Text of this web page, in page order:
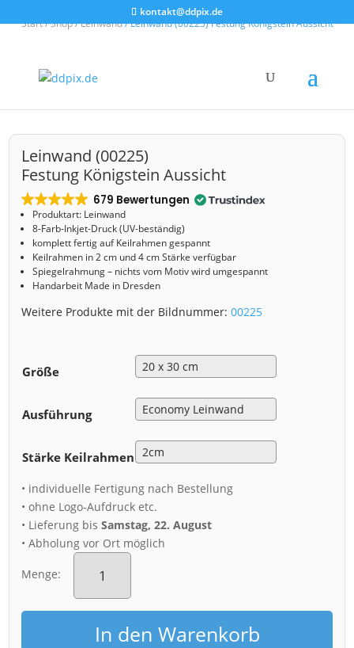
kontakt@ddpix.de
Start/Shop/Leinwand/ Leinwand (00225) Festung Königstein Aussicht
Leinwand (00225)
Festung Königstein Aussicht
679 Bewertungen
Produktart: Leinwand
8-Farb-Inkjet-Druck (UV-beständig)
komplett fertig auf Keilrahmen gespannt
Keilrahmen in 2 cm und 4 cm Stärke verfügbar
Spiegelrahmung – nichts vom Motiv wird umgespannt
Handarbeit Made in Dresden
Weitere Produkte mit der Bildnummer:00225
Größe
Ausführung
Stärke Keilrahmen
• individuelle Fertigung nach Bestellung
• ohne Logo-Aufdruck etc.
• Lieferung bisSamstag, 22. August
• Abholung vor Ort möglich
Menge:
Leinwand
(00225)
Königstein
Aussicht
MengeIn den Warenkorb